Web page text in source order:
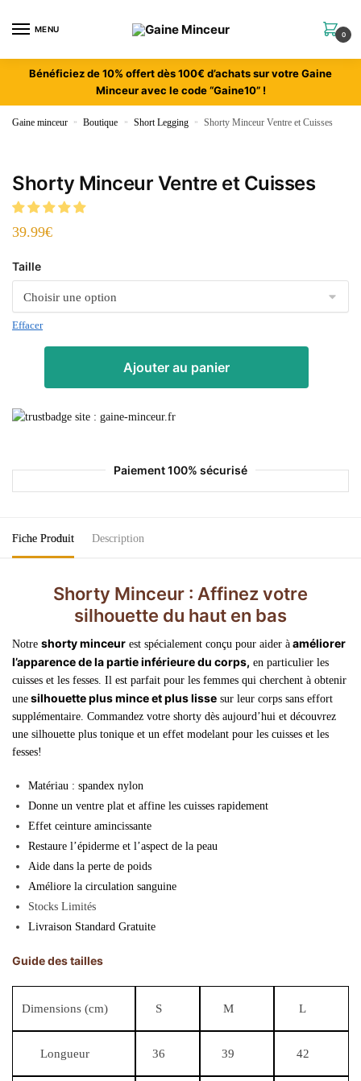
MENU
0
Bénéficiez de 10% offert dès 100€ d’achats sur votre Gaine
Minceur avec le code “Gaine10” !
Gaine minceur » Boutique » Short Legging » Shorty Minceur Ventre et Cuisses
Shorty Minceur Ventre et Cuisses
39.99€
Taille
Effacer
Ajouter au panier
Paiement 100% sécurisé
Fiche Produit Description
Shorty Minceur : Affinez votre
silhouette du haut en bas
Notre shorty minceur est spécialement conçu pour aider à améliorer
l’apparence de la partie inférieure du corps, en particulier les
cuisses et les fesses. Il est parfait pour les femmes qui cherchent à obtenir
une silhouette plus mince et plus lisse sur leur corps sans effort
supplémentaire. Commandez votre shorty dès aujourd’hui et découvrez
une silhouette plus tonique et un effet modelant pour les cuisses et les
fesses!
Matériau : spandex nylon
Donne un ventre plat et affine les cuisses rapidement
Effet ceinture amincissante
Restaure l’épiderme et l’aspect de la peau
Aide dans la perte de poids
Améliore la circulation sanguine
Stocks Limités
Livraison Standard Gratuite
Guide des tailles
Dimensions (cm) S M L
Longueur 36 39 42